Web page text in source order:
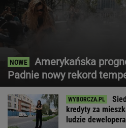
Amerykańska
Padnie nowy rekord
kredyty za
ludzie